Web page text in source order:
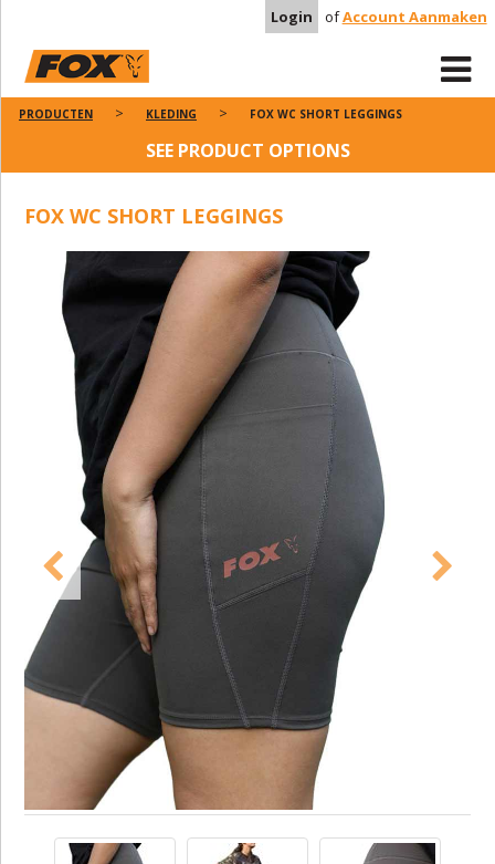
Login ofAccount Aanmaken
PRODUCTEN KLEDING FOX WC SHORT LEGGINGS
SEE PRODUCT OPTIONS
FOX WC SHORT LEGGINGS